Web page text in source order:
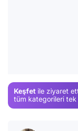
Keşfet ile ziyaret
tüm kategorileri tek